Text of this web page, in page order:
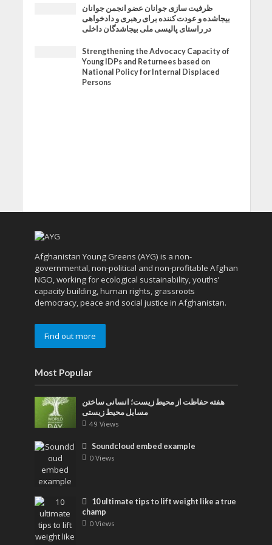
ظرفیت سازی جوانان عضو انجمن جوانان
بیجاشده و عودت کننده برای رهبری و دادخواهی
در راستای پالیسی ملی بیجاشدگان داخلی
Strengthening the Advocacy Capacity of
Young IDPs and Returnees based on
National Policy for Internal Displaced
Persons
Afghanistan Young Greens (AYG) is a non-
governmental, non-political and non-profitable Afghan
NGO, working for ecological sustainability, youths’
capacity building, human rights, grassroots
democracy, peace and social justice in Afghanistan.
Find out more
Most Popular
هفته حفاظت از محیط زیست؛ انسانی ساختن
مسایل محیط زیستی
49 Views
Soundcloud embed example
0 Views
10 ultimate tips to lift weight like a true
champ
0 Views